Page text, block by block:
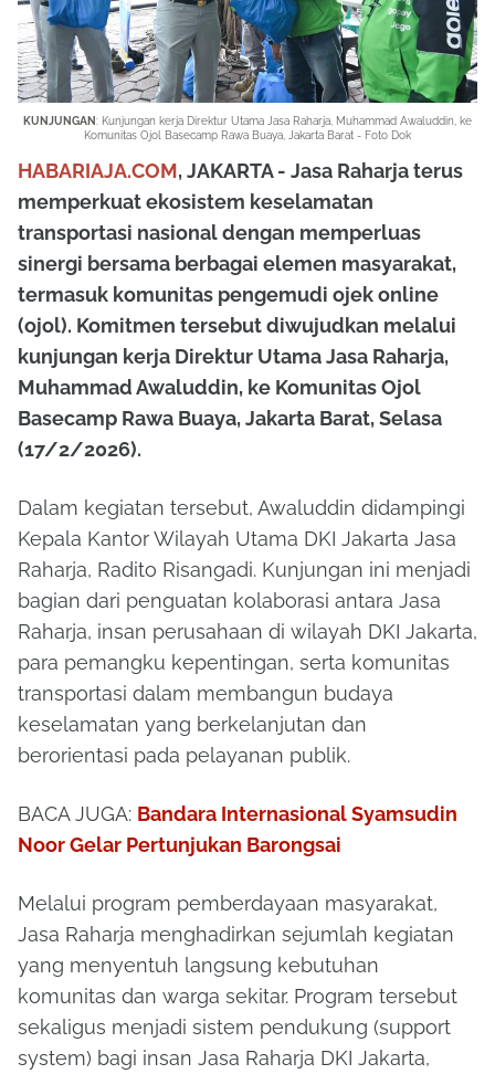
KUNJUNGAN: Kunjungan kerja Direktur Utama Jasa Raharja, Muhammad Awaluddin, ke
Komunitas Ojol Basecamp Rawa Buaya, Jakarta Barat - Foto Dok
HABARIAJA.COM, JAKARTA - Jasa Raharjaterus
memperkuat ekosistem keselamatan
transportasi nasional dengan memperluas
sinergi bersama berbagai elemen masyarakat,
termasuk komunitas pengemudi ojek online
(ojol). Komitmen tersebut diwujudkan melalui
kunjungan kerja Direktur Utama Jasa Raharja,
Muhammad Awaluddin, ke Komunitas Ojol
Basecamp Rawa Buaya, Jakarta Barat, Selasa
(17/2/2026).
Dalam kegiatan tersebut, Awaluddin didampingi
Kepala Kantor Wilayah Utama DKI Jakarta Jasa
Raharja, Radito Risangadi. Kunjungan ini menjadi
bagian dari penguatan kolaborasi antara Jasa
Raharja, insan perusahaan di wilayah DKI Jakarta,
para pemangku kepentingan, serta komunitas
transportasi dalam membangun budaya
keselamatan yang berkelanjutan dan
berorientasi pada pelayanan publik.
BACA JUGA: Bandara Internasional Syamsudin
Noor Gelar Pertunjukan Barongsai
Melalui program pemberdayaan masyarakat,
Jasa Raharja menghadirkan sejumlah kegiatan
yang menyentuh langsung kebutuhan
komunitas dan warga sekitar. Program tersebut
sekaligus menjadi sistem pendukung (support
system) bagi insan Jasa Raharja DKI Jakarta,